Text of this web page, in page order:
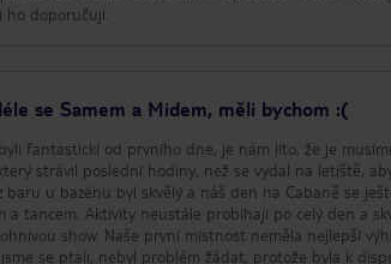
doporučuji.
se Samem a Midem, měli bychom :(
fantastickí od prvního dne, je nám líto, že je
strávil poslední hodiny, než se vydal na letiště,
baru u bazénu byl skvělý a náš den na Cabaně se
show, zejména plážový
výhled a když jsme se zeptali,
nebyl problém žádat, protože byla k dispozici. Jídlo bylo hezké